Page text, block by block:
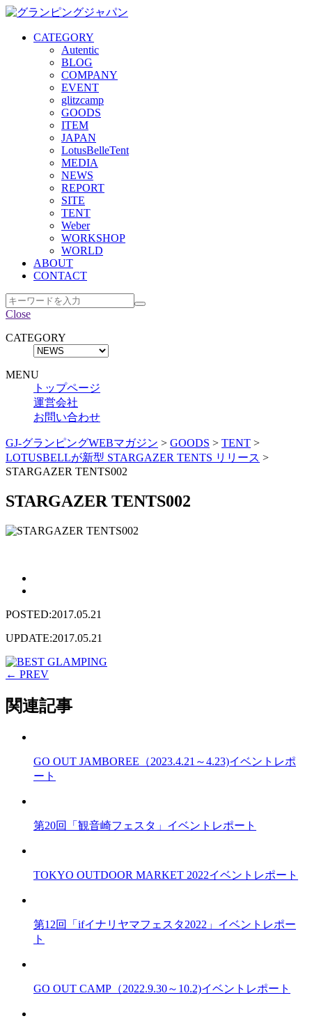
CATEGORY
Autentic
BLOG
COMPANY
EVENT
glitzcamp
GOODS
ITEM
JAPAN
LotusBelleTent
MEDIA
NEWS
REPORT
SITE
TENT
Weber
WORKSHOP
WORLD
ABOUT
CONTACT
Close
CATEGORY
MENU
トップページ
運営会社
お問い合わせ
GJ-グランピングWEBマガジン > GOODS > TENT >
LOTUSBELLが新型 STARGAZER TENTS リリース >
STARGAZER TENTS002
STARGAZER TENTS002
POSTED:2017.05.21
UPDATE:2017.05.21
← PREV
関連記事
GO OUT JAMBOREE（2023.4.21～4.23)イベントレポ
ート
第20回「観音崎フェスタ」イベントレポート
TOKYO OUTDOOR MARKET 2022イベントレポート
第12回「ifイナリヤマフェスタ2022」イベントレポー
ト
GO OUT CAMP（2022.9.30～10.2)イベントレポート